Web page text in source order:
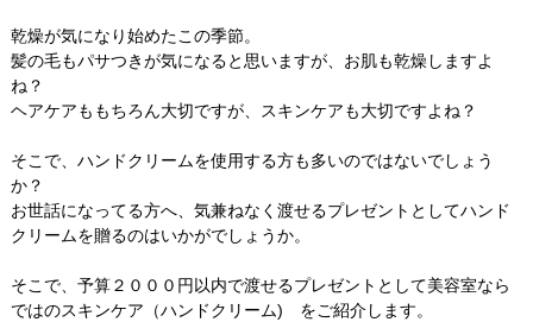
乾燥が気になり始めたこの季節。
髪の毛もパサつきが気になると思いますが、お肌も乾燥しますよ
ね？
ヘアケアももちろん大切ですが、スキンケアも大切ですよね？
そこで、ハンドクリームを使用する方も多いのではないでしょう
か？
お世話になってる方へ、気兼ねなく渡せるプレゼントとしてハンド
クリームを贈るのはいかがでしょうか。
そこで、予算２０００円以内で渡せるプレゼントとして美容室なら
ではのスキンケア（ハンドクリーム) をご紹介します。